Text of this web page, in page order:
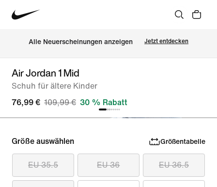
Alle Neuerscheinungen anzeigen Jetzt entdecken
Air Jordan 1 Mid
Schuh für ältere Kinder
76,99 € 109,99 € 30 % Rabatt
Größe auswählen Größentabelle
EU 35.5 EU 36 EU 36.5